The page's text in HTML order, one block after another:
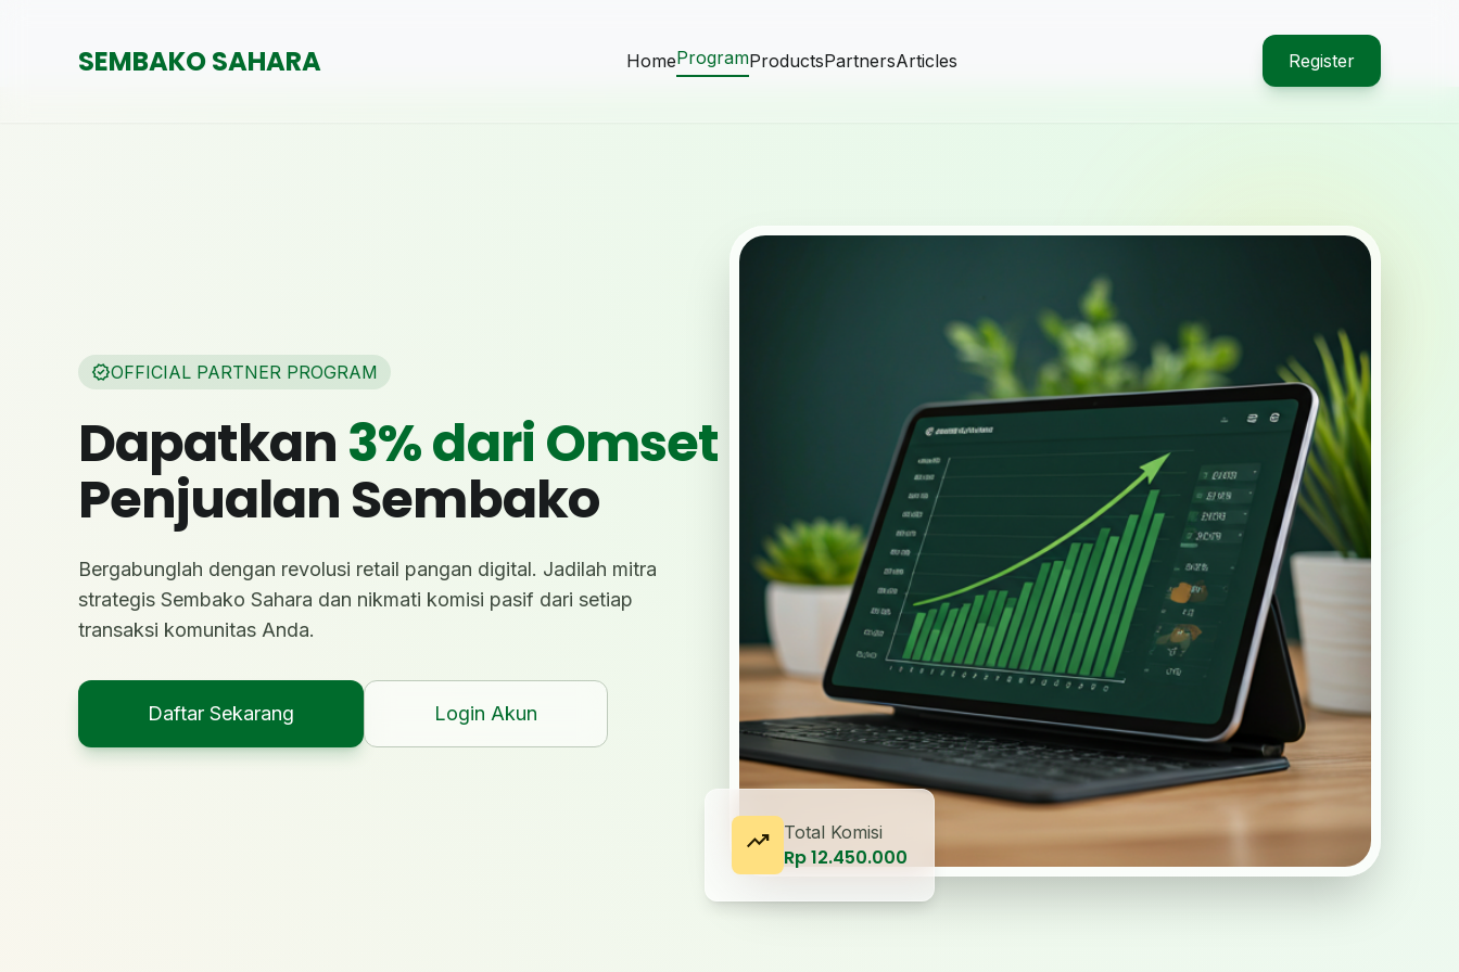
SEMBAKO SAHARA HomeProgramProductsPartnersArticles Register
verifiedOFFICIAL PARTNER PROGRAM
Dapatkan3% dari Omset
Penjualan Sembako
Bergabunglah dengan revolusi retail pangan digital. Jadilah mitra
strategis Sembako Sahara dan nikmati komisi pasif dari setiap
transaksi komunitas Anda.
Daftar Sekarang Login Akun
trending_up Total Komisi
Rp 12.450.000